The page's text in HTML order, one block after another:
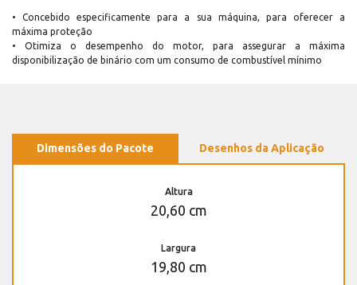
• Concebido especificamente para a sua máquina, para oferecer a
máxima proteção
• Otimiza o desempenho do motor, para assegurar a máxima
disponibilização de binário com um consumo de combustível mínimo
Dimensões do Pacote Desenhos da Aplicação
Altura
20,60 cm
Largura
19,80 cm